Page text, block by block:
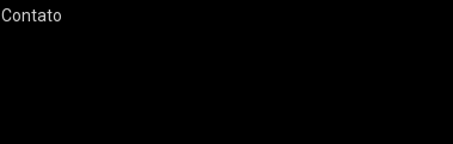
Contato